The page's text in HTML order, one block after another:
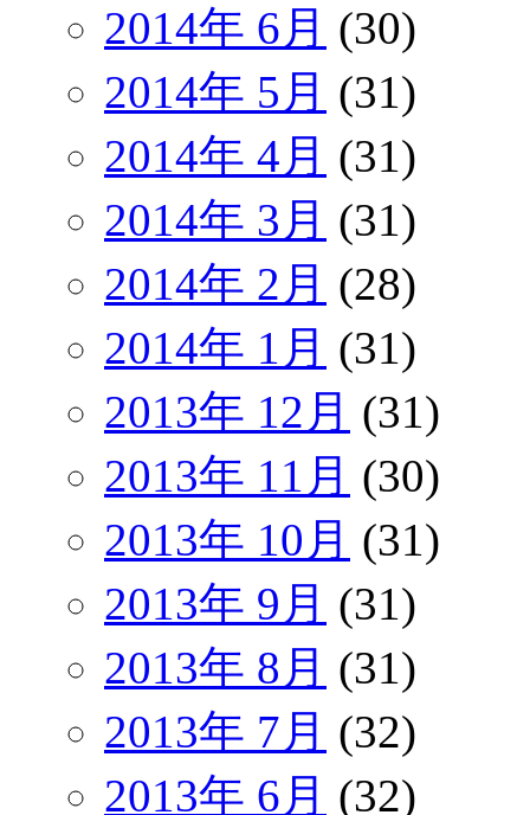
2014年 6月 (30)
2014年 5月 (31)
2014年 4月 (31)
2014年 3月 (31)
2014年 2月 (28)
2014年 1月 (31)
2013年 12月 (31)
2013年 11月 (30)
2013年 10月 (31)
2013年 9月 (31)
2013年 8月 (31)
2013年 7月 (32)
2013年 6月 (32)